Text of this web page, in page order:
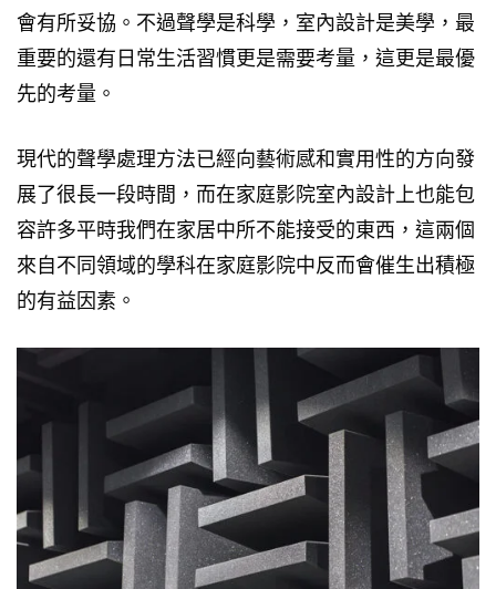
會有所妥協。不過聲學是科學，室內設計是美學，最
重要的還有日常生活習慣更是需要考量，這更是最優
先的考量。
現代的聲學處理方法已經向藝術感和實用性的方向發
展了很長一段時間，而在家庭影院室內設計上也能包
容許多平時我們在家居中所不能接受的東西，這兩個
來自不同領域的學科在家庭影院中反而會催生出積極
的有益因素。